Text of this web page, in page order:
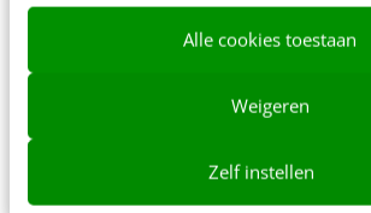
Alle cookies toestaan
Weigeren
Zelf instellen
architecten en lead programmers…
Rob Blaauboer